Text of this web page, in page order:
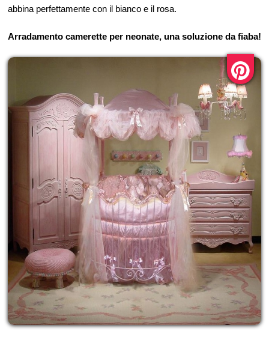
abbina perfettamente con il bianco e il rosa.
Arradamento camerette per neonate, una soluzione da fiaba!